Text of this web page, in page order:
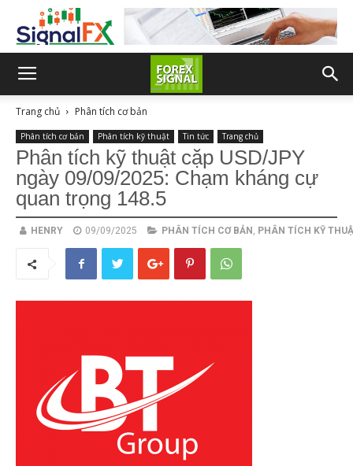
Trang chủ Phân tích cơ bản
Phân tích cơ bản Phân tích kỹ thuật Tin tức Trang chủ
Phân tích kỹ thuật cặp USD/JPY
ngày 09/09/2025: Chạm kháng cự
quan trọng 148.5
HENRY 09/09/2025 PHÂN TÍCH CƠ BẢN , PHÂN TÍCH KỸ